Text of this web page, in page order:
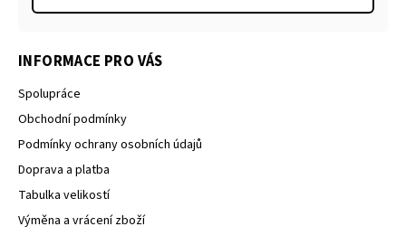
INFORMACE PRO VÁS
Spolupráce
Obchodní podmínky
Podmínky ochrany osobních údajů
Doprava a platba
Tabulka velikostí
Výměna a vrácení zboží